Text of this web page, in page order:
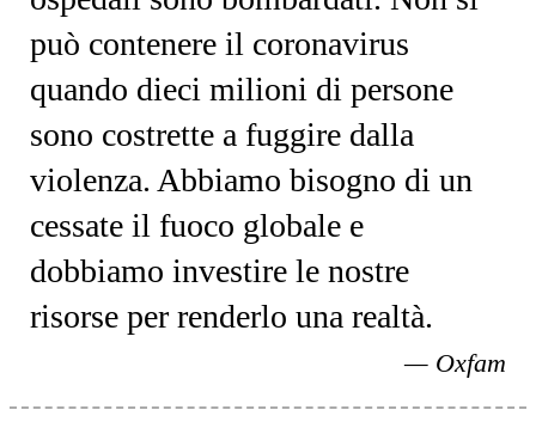
può contenere il coronavirus
quando dieci milioni di persone
sono costrette a fuggire dalla
violenza. Abbiamo bisogno di un
cessate il fuoco globale e
dobbiamo investire le nostre
risorse per renderlo una realtà.
Oxfam